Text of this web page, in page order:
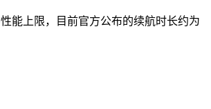
能上限，目前官方公布的续航时长约为